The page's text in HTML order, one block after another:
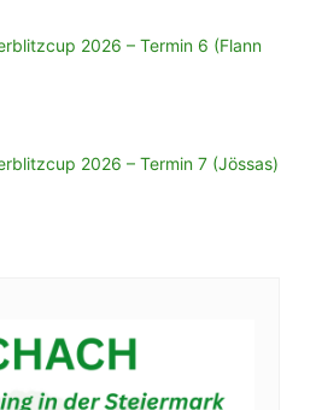
2026 – Termin 6 (Flann
2026 – Termin 7 (Jössas)